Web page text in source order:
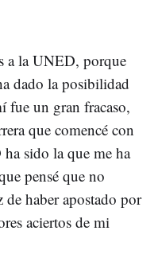
a la UNED, porque
dado la posibilidad
fue un gran fracaso,
que comencé con
sido la que me ha
pensé que no
haber apostado por
aciertos de mi